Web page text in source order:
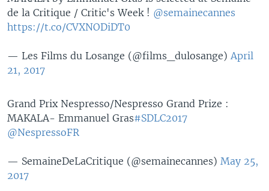
de la Critique / Critic's Week ! @semainecannes
https://t.co/CVXNODiDT0
— Les Films du Losange (@films_dulosange) April
21, 2017
Grand Prix Nespresso/Nespresso Grand Prize :
MAKALA- Emmanuel Gras#SDLC2017
@NespressoFR
— SemaineDeLaCritique (@semainecannes) May 25,
2017